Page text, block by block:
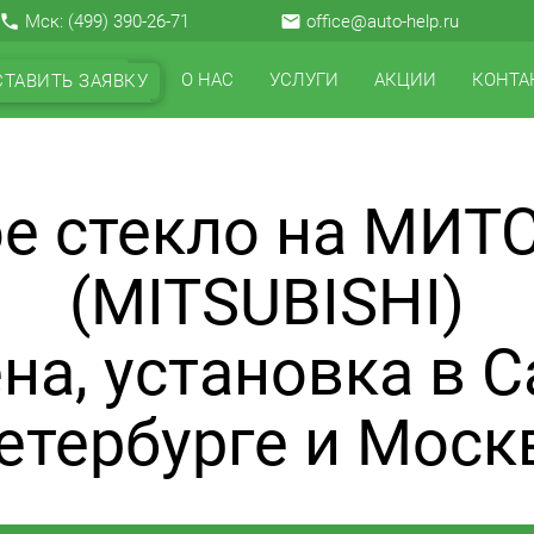
local_phone Мск: (499) 390-26-71 email office@auto-help.ru
ЗАЯВКУ О НАС УСЛУГИ АКЦИИ
стекло на
(MITSUBISHI)
установка в
и